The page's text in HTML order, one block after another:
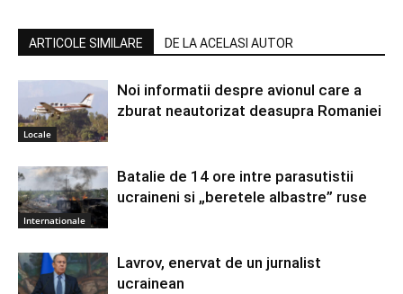
ARTICOLE SIMILARE DE LA ACELASI AUTOR
Locale
Noi informatii despre avionul care a
zburat neautorizat deasupra Romaniei
Internationale
Batalie de 14 ore intre parasutistii
ucraineni si „beretele albastre” ruse
Lavrov, enervat de un jurnalist
ucrainean